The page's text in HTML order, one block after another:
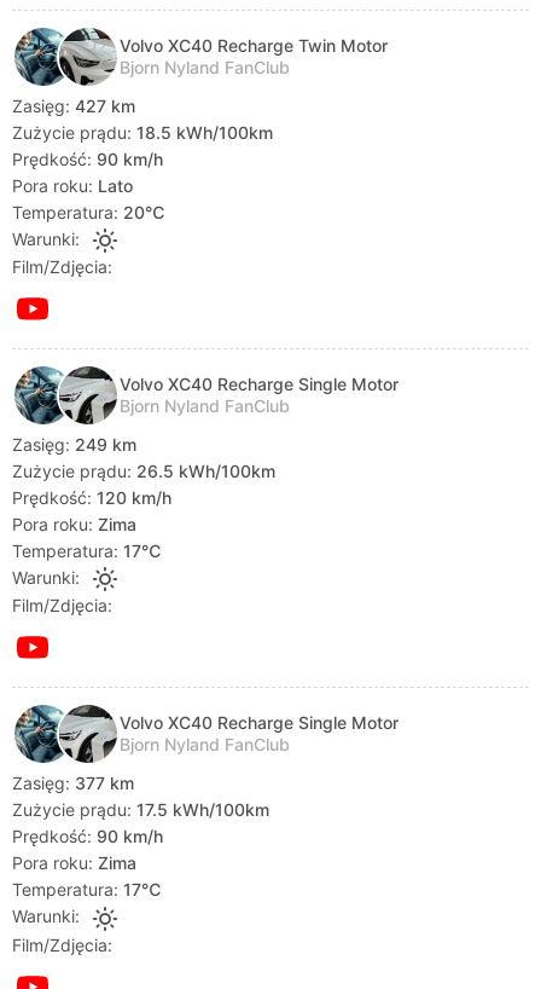
Volvo XC40 Recharge Twin Motor
Bjorn Nyland FanClub
Zasięg: 427 km
Zużycie prądu: 18.5 kWh/100km
Prędkość: 90 km/h
Pora roku: Lato
Temperatura: 20℃
Warunki:
Film/Zdjęcia:
Volvo XC40 Recharge Single Motor
Bjorn Nyland FanClub
Zasięg: 249 km
Zużycie prądu: 26.5 kWh/100km
Prędkość: 120 km/h
Pora roku: Zima
Temperatura: 17℃
Warunki:
Film/Zdjęcia:
Volvo XC40 Recharge Single Motor
Bjorn Nyland FanClub
Zasięg: 377 km
Zużycie prądu: 17.5 kWh/100km
Prędkość: 90 km/h
Pora roku: Zima
Temperatura: 17℃
Warunki:
Film/Zdjęcia: